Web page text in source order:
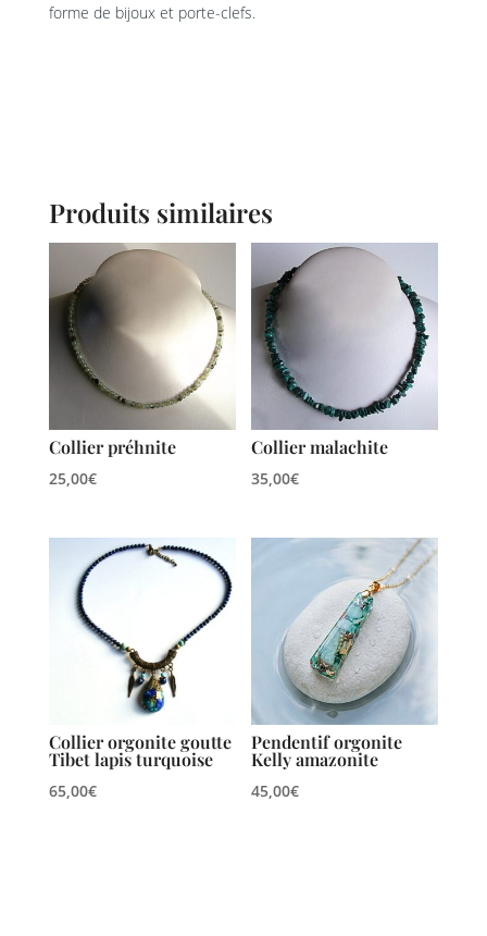
forme de bijoux et porte-clefs.
Produits similaires
Collier préhnite
25,00€
Collier malachite
35,00€
Collier orgonite goutte
Tibet lapis turquoise
65,00€
Pendentif orgonite
Kelly amazonite
45,00€